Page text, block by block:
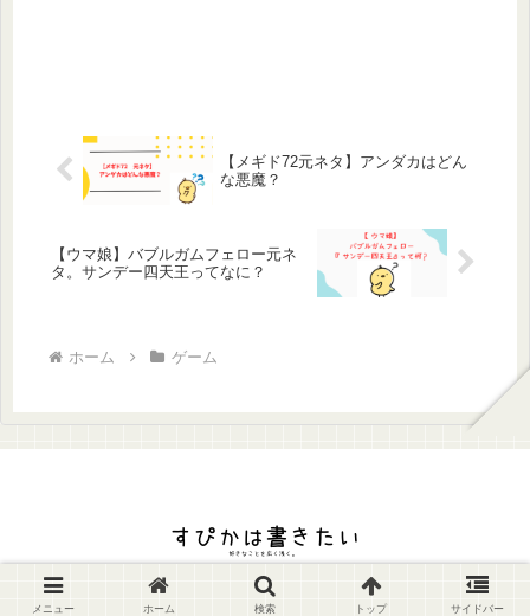
【メギド72元ネタ】アンダカはどん
な悪魔？
【ウマ娘】バブルガムフェロー元ネ
タ。サンデー四天王ってなに？
ホーム ゲーム
© 2023 すぴかは書きたい.
メニュー ホーム 検索 トップ サイドバー